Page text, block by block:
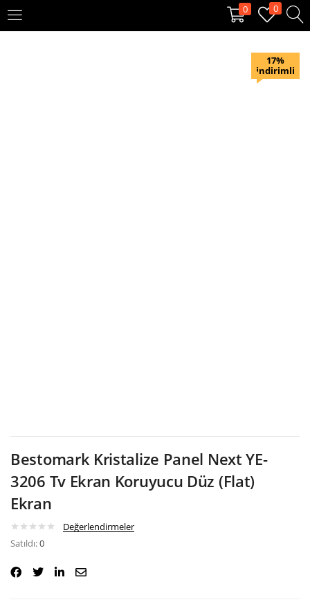
0 0
KAYIT OL
17%
indirimli
Bestomark Kristalize Panel Next YE-
3206 Tv Ekran Koruyucu Düz (Flat)
Ekran
Değerlendirmeler
Satıldı:0